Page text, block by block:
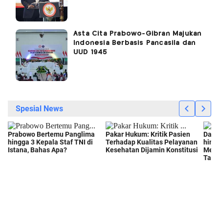
Asta Cita Prabowo-Gibran Majukan
Indonesia Berbasis Pancasila dan
UUD 1945